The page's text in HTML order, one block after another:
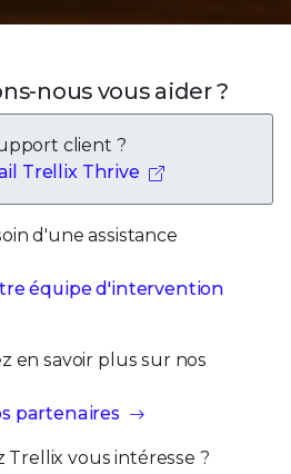
client ?
Trellix Thrive
d'une assistance
équipe d'intervention
partenaires
offres d'emploi